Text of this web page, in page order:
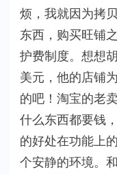
烦，我就因为拷
东西，购买旺铺
护费制度。想想
美元，他的店铺
的吧！淘宝的老
什么东西都要钱
的好处在功能上
个安静的环境。